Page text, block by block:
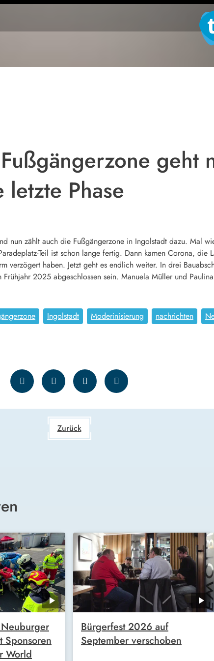
geht
Phase
nun zählt auch die Fußgängerzone in Ingolstadt dazu. Mal
Teil ist schon lange fertig. Dann kamen Corona, die
verzögert haben. Jetzt geht es endlich weiter. In drei
2025 abgeschlossen sein. Manuela Müller und
Ingolstadt Moderinisierung nachrichten
Zurück
Sponsoren
World
Bürgerfest 2026 auf
September verschoben